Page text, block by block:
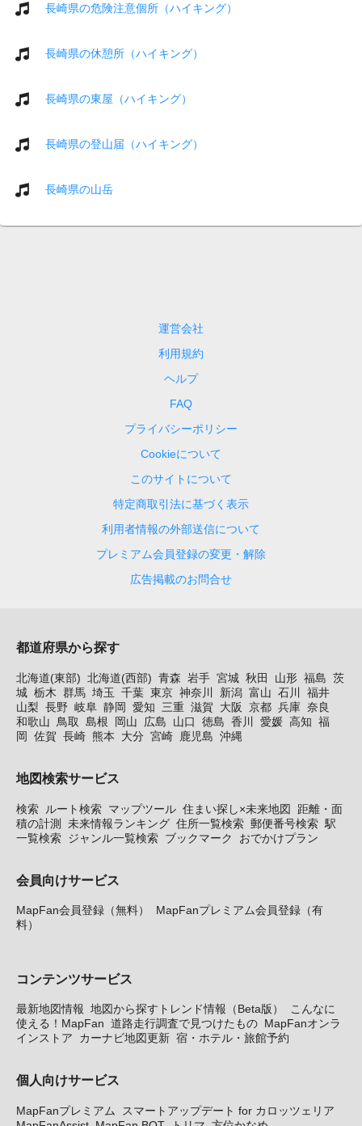
長崎県の危険注意個所（ハイキング）
長崎県の休憩所（ハイキング）
長崎県の東屋（ハイキング）
長崎県の登山届（ハイキング）
長崎県の山岳
運営会社
利用規約
ヘルプ
FAQ
プライバシーポリシー
Cookieについて
このサイトについて
特定商取引法に基づく表示
利用者情報の外部送信について
プレミアム会員登録の変更・解除
広告掲載のお問合せ
都道府県から探す
北海道(東部) 北海道(西部) 青森 岩手 宮城 秋田 山形 福島 茨
城 栃木 群馬 埼玉 千葉 東京 神奈川 新潟 富山 石川
福井
山梨 長野 岐阜 静岡 愛知 三重 滋賀 大阪 京都 兵庫 奈良
和歌山
鳥取 島根 岡山 広島 山口 徳島 香川 愛媛 高知 福
岡
佐賀 長崎 熊本 大分 宮崎 鹿児島 沖縄
地図検索サービス
検索 ルート検索 マップツール 住まい探し×未来地図
距離・面
積の計測 未来情報ランキング 住所一覧検索 郵便番号検索 駅
一覧検索 ジャンル一覧検索 ブックマーク おでかけプラン
会員向けサービス
MapFan会員登録（無料）
MapFanプレミアム会員登録（有
料）
コンテンツサービス
最新地図情報 地図から探すトレンド情報（Beta版）
こんなに
使える！MapFan 道路走行調査で見つけたもの MapFanオンラ
インストア
カーナビ地図更新 宿・ホテル・旅館予約
個人向けサービス
MapFanプレミアム
スマートアップデート for カロッツェリア